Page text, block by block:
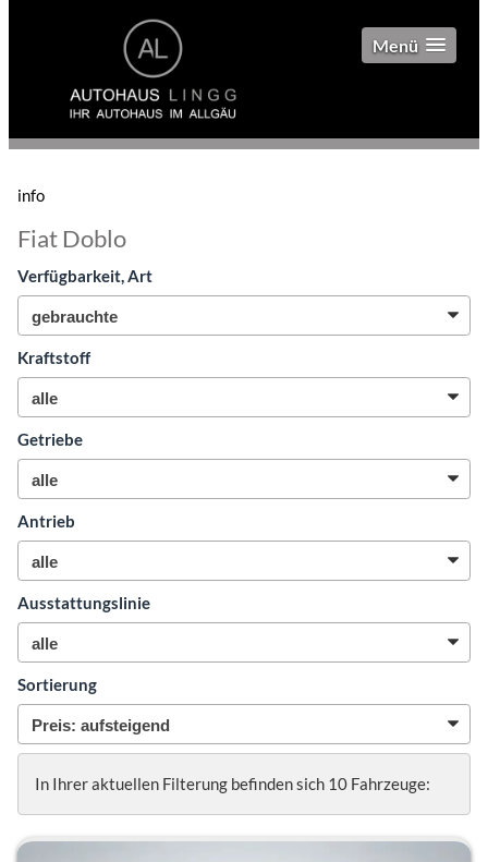
Menü
info
Fiat Doblo
Verfügbarkeit, Art
Kraftstoff
Getriebe
Antrieb
Ausstattungslinie
Sortierung
In Ihrer aktuellen Filterung befinden sich 10 Fahrzeuge: